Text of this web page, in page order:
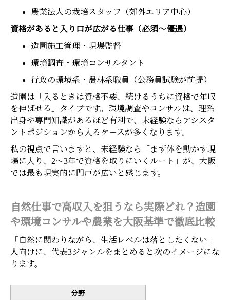
農業法人の栽培スタッフ（郊外エリア中心）
資格があると入り口が広がる仕事（必須〜優遇）
造園施工管理・現場監督
環境調査・環境コンサルタント
行政の環境系・農林系職員（公務員試験が前提）
造園は「入るときは資格不要、続けるうちに資格で年収
を伸ばせる」タイプです。環境調査やコンサルは、理系
出身や専門知識があるほど有利で、未経験ならアシスタ
ントポジションから入るケースが多くなります。
私の視点で言いますと、未経験なら「まず体を動かす現
場に入り、2〜3年で資格を取りにいくルート」が、大阪
では最も現実的に門戸が広いと感じます。
自然仕事で高収入を狙うなら実際どれ？造園
や環境コンサルや農業を大阪基準で徹底比較
「自然に関わりながら、生活レベルは落としたくない」
人向けに、代表3ジャンルをまとめると次のイメージにな
ります。
分野